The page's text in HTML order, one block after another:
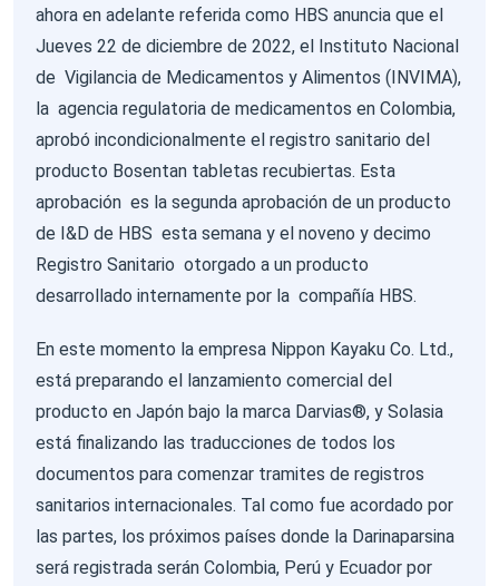
ahora en adelante referida como HBS anuncia que el
Jueves 22 de diciembre de 2022, el Instituto Nacional
de Vigilancia de Medicamentos y Alimentos (INVIMA),
la agencia regulatoria de medicamentos en Colombia,
aprobó incondicionalmente el registro sanitario del
producto Bosentan tabletas recubiertas. Esta
aprobación es la segunda aprobación de un producto
de I&D de HBS esta semana y el noveno y decimo
Registro Sanitario otorgado a un producto
desarrollado internamente por la compañía HBS.
En este momento la empresa Nippon Kayaku Co. Ltd.,
está preparando el lanzamiento comercial del
producto en Japón bajo la marca Darvias®, y Solasia
está finalizando las traducciones de todos los
documentos para comenzar tramites de registros
sanitarios internacionales. Tal como fue acordado por
las partes, los próximos países donde la Darinaparsina
será registrada serán Colombia, Perú y Ecuador por